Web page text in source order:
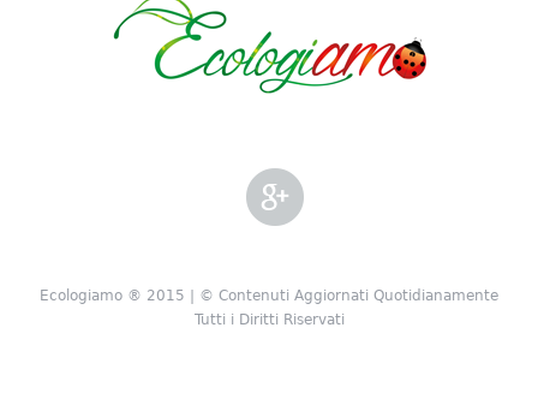
Ecologiamo ® 2015 | © Contenuti Aggiornati Quotidianamente
Tutti i Diritti Riservati